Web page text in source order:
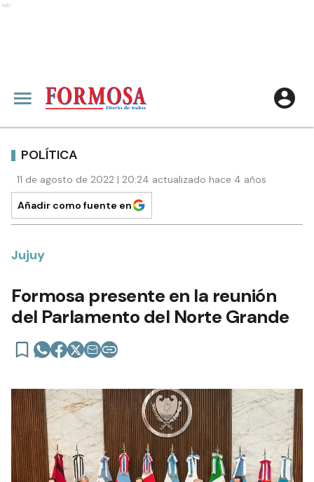
Ads
POLÍTICA
11 de agosto de 2022 | 20:24 actualizado hace 4 años
Añadir como fuente en
Jujuy
Formosa presente en la reunión
del Parlamento del Norte Grande